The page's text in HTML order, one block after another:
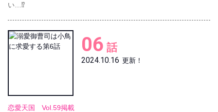
い…⁉
06 話
2024.10.16 更新！
恋愛天国 Vol.59掲載